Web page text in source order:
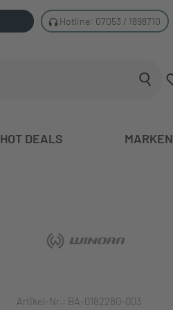
Hotline: 07053 / 1898710
HOT DEALS MARKEN
Artikel-Nr.: BA-0182280-003